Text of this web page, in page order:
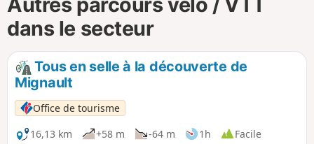
dans le secteur
Tous en selle à la découverte de
Mignault
Office de tourisme
16,13 km
+58 m -64 m 1h
Facile